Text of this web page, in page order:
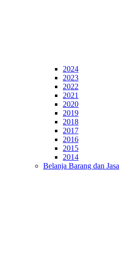
2024
2023
2022
2021
2020
2019
2018
2017
2016
2015
2014
Belanja Barang dan Jasa